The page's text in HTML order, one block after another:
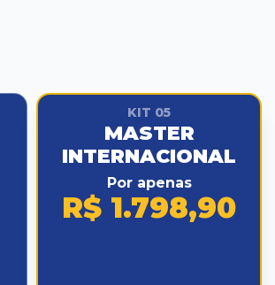
KIT 05
MASTER
INTERNACIONAL
Por apenas
R$ 1.798,90